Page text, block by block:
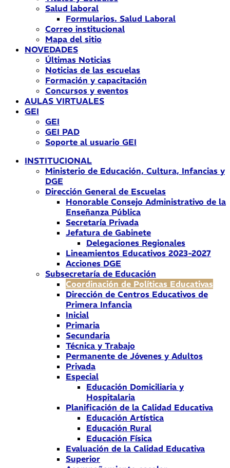
Salud laboral
Formularios. Salud Laboral
Correo institucional
Mapa del sitio
NOVEDADES
Últimas Noticias
Noticias de las escuelas
Formación y capacitación
Concursos y eventos
AULAS VIRTUALES
GEI
GEI
GEI PAD
Soporte al usuario GEI
INSTITUCIONAL
Ministerio de Educación, Cultura, Infancias y
DGE
Dirección General de Escuelas
Honorable Consejo Administrativo de la
Enseñanza Pública
Secretaría Privada
Jefatura de Gabinete
Delegaciones Regionales
Lineamientos Educativos 2023-2027
Acciones DGE
Subsecretaría de Educación
Coordinación de Políticas Educativas
Dirección de Centros Educativos de
Primera Infancia
Inicial
Primaria
Secundaria
Técnica y Trabajo
Permanente de Jóvenes y Adultos
Privada
Especial
Educación Domiciliaria y
Hospitalaria
Planificación de la Calidad Educativa
Educación Artística
Educación Rural
Educación Física
Evaluación de la Calidad Educativa
Superior